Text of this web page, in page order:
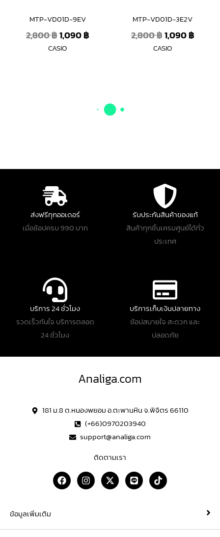
MTP-VD01D-9EV
2,800฿1,090฿
CASIO
MTP-VD01D-3E2V
2,800฿1,090฿
CASIO
ส่งฟรีทุกออเดอร์
เมื่อช้อปครบ 990 บาท
รับประกันสินค้าของแท้
สินค้าทุกชิ้นเครมศูนย์ได้ทั่ว
ประเทศ
บริการ 24 ชั่วโมง
รวดเร็วทันใจ บริการตลอด
24 ชั่วโมง
บริการเก็บเงินปลายทาง
ช้อปสบายใจ สะดวก และ
ปลอดภัย
Analiga.com
181 ม.8 ต.หนองพยอม อ.ตะพานหิน จ.พิจิตร 66110
(+66)0970203940
support@analiga.com
ติดตามเรา
F
a
c
o
I
n
s
r
X
-
t
t
L
i
n
T
i
k
ข้อมูลเพิ่มเติม